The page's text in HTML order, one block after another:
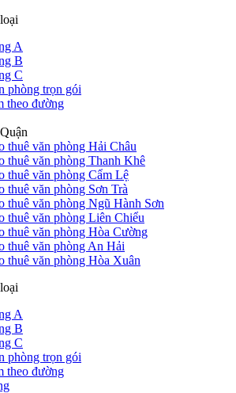
A
B
C
phòng trọn gói
theo đường
thuê văn phòng Hải Châu
thuê văn phòng Thanh Khê
thuê văn phòng Cẩm Lệ
thuê văn phòng Sơn Trà
thuê văn phòng Ngũ Hành Sơn
thuê văn phòng Liên Chiểu
thuê văn phòng Hòa Cường
thuê văn phòng An Hải
thuê văn phòng Hòa Xuân
A
B
C
phòng trọn gói
theo đường